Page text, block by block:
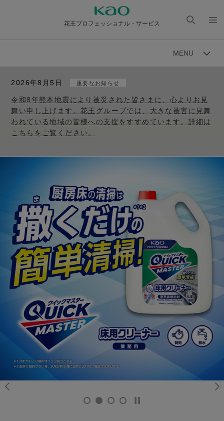
花王プロフェッショナル・サービス
く
MENU
2026年8月5日 重要なお知らせ
令和8年熊本地震により被災された皆さまに、心よりお見
舞い申し上げます。花王グループでは、大きな被害に見舞
われている地域の皆様への支援をすすめています。詳細は
こちらをご覧ください。